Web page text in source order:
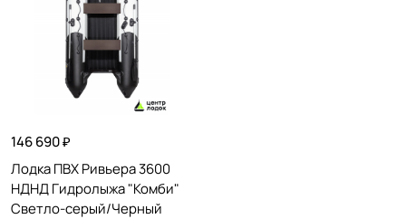
146 690 ₽
Лодка ПВХ Ривьера 3600
НДНД Гидролыжа "Комби"
Светло-серый/Черный